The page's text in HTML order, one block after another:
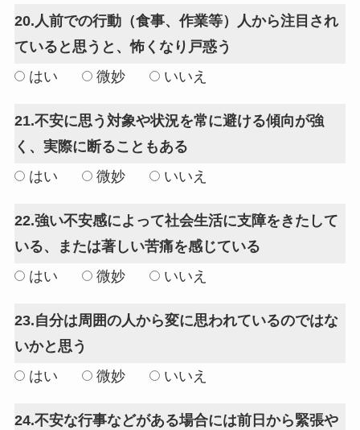
20.人前での行動（食事、作業等）人から注目され
ていると思うと、怖くなり戸惑う
はい
微妙 いいえ
21.不安に思う対象や状況を常に避ける傾向が強
く、実際に断ることもある
はい
微妙 いいえ
22.強い不安感によって社会生活に支障をきたして
いる、または著しい苦痛を感じている
はい
微妙 いいえ
23.自分は周囲の人から変に思われているのではな
いかと思う
はい
微妙 いいえ
24.不安な行事などがある場合には前日から緊張や